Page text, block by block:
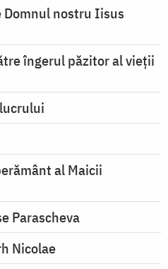
Domnul nostru Iisus
îngerul păzitor al vieții
al Maicii
Parascheva
Nicolae